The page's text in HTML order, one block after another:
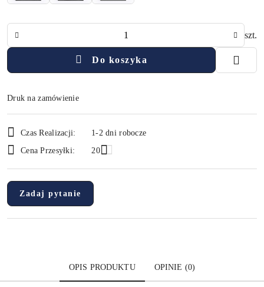
szt.
Do koszyka
Druk na zamówienie
i
dostawa
Czas Realizacji:
1-2 dni robocze
Cena Przesyłki:
20
Zadaj pytanie
OPIS PRODUKTU OPINIE (0)